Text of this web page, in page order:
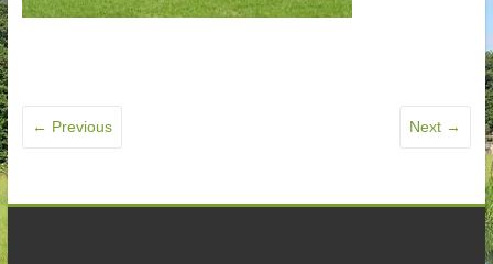
← Previous Next →